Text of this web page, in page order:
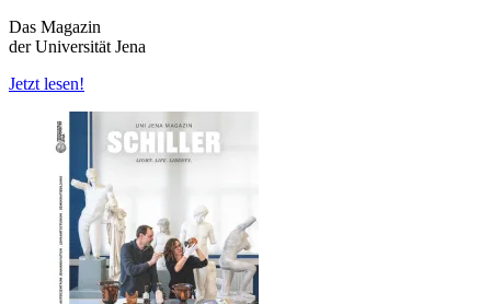
Das Magazin
der Universität Jena
Jetzt lesen!